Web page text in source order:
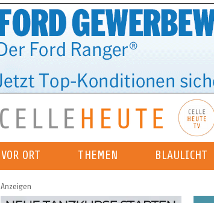
VOR ORT THEMEN BLAULICHT
Anzeigen